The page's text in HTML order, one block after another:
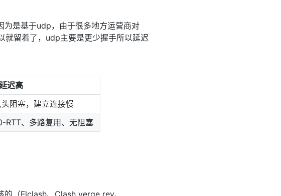
是基于udp，由于很多地方运营商对
就留着了，udp主要是更少握手所以延迟
迟高
阻塞，建立连接慢
RTT、多路复用、无阻塞
（Flclash、Clash verge rev、